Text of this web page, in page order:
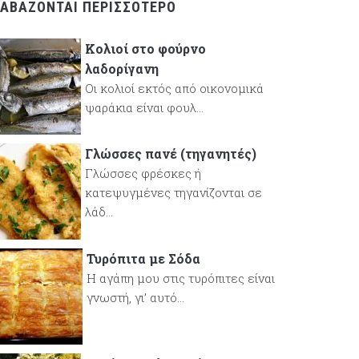
ΠΕΡΙΣΣΌΤΕΡΟ
Κολιοί στο φούρνο
λαδορίγανη
Οι κολιοί εκτός από οικονομικά
ψαράκια είναι φουλ...
Γλώσσες πανέ (τηγανητές)
Γλώσσες φρέσκες ή
κατεψυγμένες τηγανίζονται σε
λάδ...
Τυρόπιτα με Σόδα
Η αγάπη μου στις τυρόπιτες είναι
γνωστή, γι’ αυτό...